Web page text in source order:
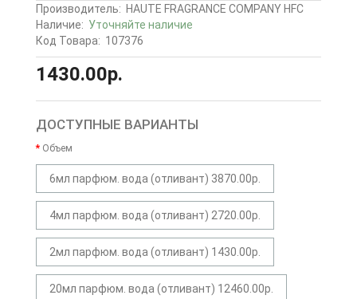
Производитель: HAUTE FRAGRANCE COMPANY HFC
Наличие: Уточняйте наличие
Код Товара: 107376
1430.00р.
ДОСТУПНЫЕ ВАРИАНТЫ
Объем
6мл парфюм. вода (отливант) 3870.00р.
4мл парфюм. вода (отливант) 2720.00р.
2мл парфюм. вода (отливант) 1430.00р.
20мл парфюм. вода (отливант) 12460.00р.